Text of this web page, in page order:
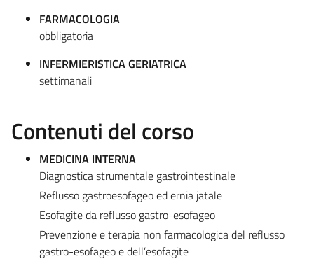
FARMACOLOGIA
obbligatoria
INFERMIERISTICA GERIATRICA
settimanali
Contenuti del corso
MEDICINA INTERNA
Diagnostica strumentale gastrointestinale
Reflusso gastroesofageo ed ernia jatale
Esofagite da reflusso gastro-esofageo
Prevenzione e terapia non farmacologica del reflusso
gastro-esofageo e dell’esofagite